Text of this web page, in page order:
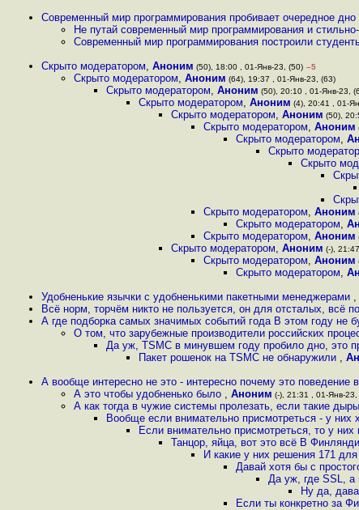
Современный мир программирования пробивает очередное дно
Не путай современный мир программирования и
Современный мир программирования построили
Скрыто модератором, Аноним (50), 18:00 , 01-Янв-23, (50) –5
Скрыто модератором, Аноним (64), 19:37 , 01-Янв-23, (63)
Скрыто модератором, Аноним (50), 20:10 , 01-Янв-23,
Скрыто модератором, Аноним (4), 20:41 , 01-
Скрыто модератором, Аноним (50),
Скрыто модератором, Аноним
Скрыто модератором,
Скрыто
Скрыто
Скрыто модератором, Аноним
Скрыто модератором,
Скрыто модератором, Аноним
Скрыто модератором, Аноним (-),
Скрыто модератором, Аноним
Скрыто модератором,
Удобненькие язычки с удобненькими пакетными менеджерами ,
Всё норм, торчём никто не пользуется, он для отсталых, всё
А где подборка самых значимых событий года В этом году не
О том, что зарубежные производители российских
Да уж, TSMC в минувшем году пробило дно, это
Пакет рошенок на TSMC не обнаружили ,
А вообще интересно не это - интересно почему это поведение
А это чтобы удобненько было , Аноним (-), 21:31 , 01-Янв-23,
А как тогда в чужие системы пролезать, если такие
Вообще если внимательно присмотреться - у них
Если внимательно присмотреться, то у
Танцор, яйца, вот это всё В
И какие у них решения 171
Давай хотя бы с
Да уж, где SSL, а
Ну да,
Если ты конкретно за